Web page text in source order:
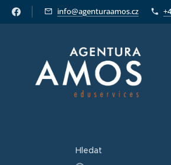
info@agenturaamos.cz
Hledat